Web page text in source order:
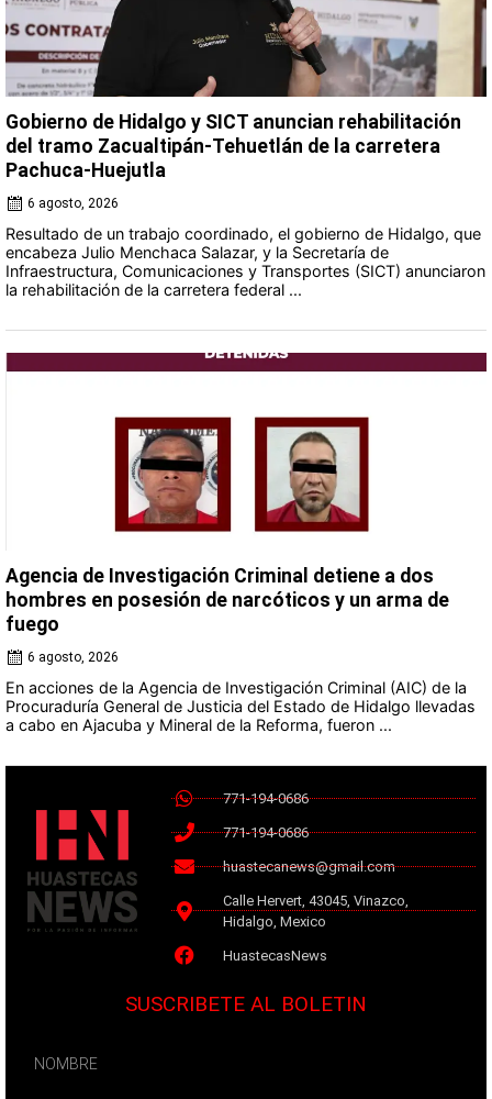
Gobierno de Hidalgo y SICT anuncian rehabilitación
del tramo Zacualtipán-Tehuetlán de la carretera
Pachuca-Huejutla
6 agosto, 2026
Resultado de un trabajo coordinado, el gobierno de Hidalgo, que
encabeza Julio Menchaca Salazar, y la Secretaría de
Infraestructura, Comunicaciones y Transportes (SICT) anunciaron
la rehabilitación de la carretera federal ...
Agencia de Investigación Criminal detiene a dos
hombres en posesión de narcóticos y un arma de
fuego
6 agosto, 2026
En acciones de la Agencia de Investigación Criminal (AIC) de la
Procuraduría General de Justicia del Estado de Hidalgo llevadas
a cabo en Ajacuba y Mineral de la Reforma, fueron ...
771-194-0686
771-194-0686
huastecanews@gmail.com
Calle Hervert, 43045, Vinazco,
Hidalgo, Mexico
HuastecasNews
SUSCRIBETE AL BOLETIN